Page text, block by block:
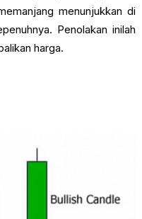
menunjukkan di
Penolakan inilah
harga.